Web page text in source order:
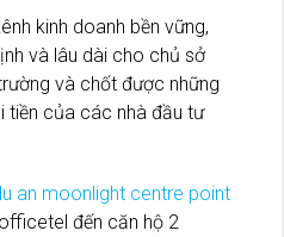
kinh doanh bền vững,
và lâu dài cho chủ sở
và chốt được những
tiền của các nhà đầu tư
đến căn hộ 2